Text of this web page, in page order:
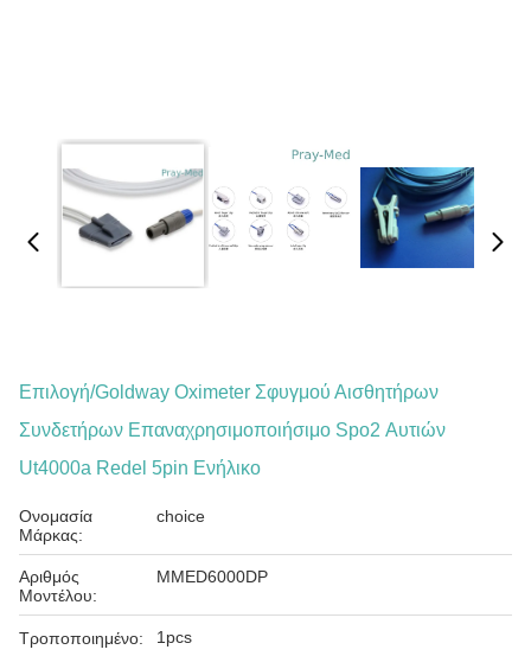
Επιλογή/goldway Oximeter Σφυγμού Αισθητήρων
Συνδετήρων Επαναχρησιμοποιήσιμο Spo2 Αυτιών
Ut4000a Redel 5pin Ενήλικο
Ονομασία
Μάρκας:
choice
Αριθμός
Μοντέλου:
MMED6000DP
Τροποποιημένο: 1pcs